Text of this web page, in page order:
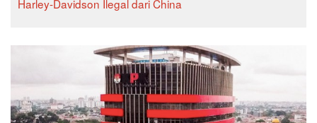
Harley-Davidson Ilegal dari China